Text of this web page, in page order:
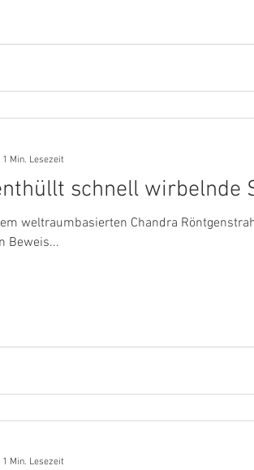
schnell wirbelnde
weltraumbasierten Chandra
Beweis...
1 Min. Lesezeit
1 Min. Lesezeit